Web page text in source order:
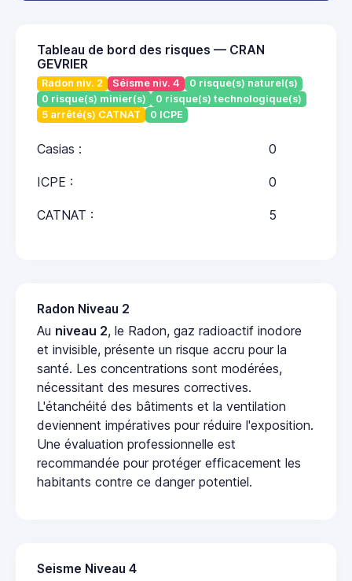
Tableau de bord des risques — CRAN
GEVRIER
Radon niv. 2 Séisme niv. 4
0 risque(s) naturel(s)
0 risque(s) minier(s)
0 risque(s) technologique(s)
5 arrêté(s) CATNAT
0 ICPE
Casias : 0
ICPE : 0
CATNAT : 5
Radon Niveau 2
Au niveau 2, le Radon, gaz radioactif inodore
et invisible, présente un risque accru pour la
santé. Les concentrations sont modérées,
nécessitant des mesures correctives.
L'étanchéité des bâtiments et la ventilation
deviennent impératives pour réduire l'exposition.
Une évaluation professionnelle est
recommandée pour protéger efficacement les
habitants contre ce danger potentiel.
Seisme Niveau 4